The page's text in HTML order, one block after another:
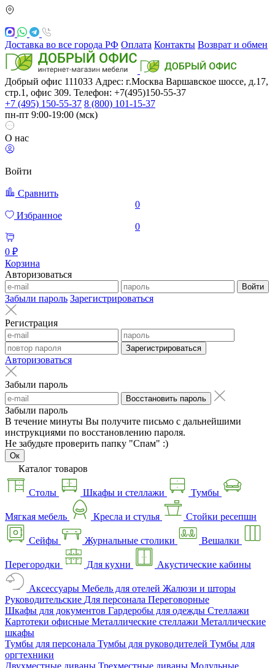
Доставка во все города РФ Оплата Контакты Возврат и обмен
Добрый офис 111033 Адрес: г.Москва Варшавское шоссе, д.17,
стр.1, офис 309. Телефон: +7(495)150-55-37
+7 (495) 150-55-37 8 (800) 101-15-37
пн-пт 9:00-19:00 (мск)
О нас
Войти
Сравнить
0
Избранное
0
0 ₽
Корзина
Авторизоваться
Войти
Забыли пароль Зарегистрироваться
Регистрация
Зарегистрироваться
Авторизоваться
Забыли пароль
Восстановить пароль
Забыли пароль
В течение минуты Вы получите письмо с дальнейшими
инструкциями по восстановлению пароля.
Не забудьте проверить папку "Спам" :)
Ок
Каталог товаров
Столы Шкафы и стеллажи Тумбы
Мягкая мебель Кресла и стулья Стойки ресепшн
Сейфы Журнальные столики Вешалки
Перегородки Для кухни Акустические кабины
Аксессуары Мебель для отелей Жалюзи и шторы
Руководительские Для персонала Переговорные
Шкафы для документов Гардеробы для одежды Стеллажи
Картотеки офисные Металлические стеллажи Металлические
шкафы
Тумбы для персонала Тумбы для руководителей Тумбы для
оргтехники
Двухместные диваны Трехместные диваны Модульные